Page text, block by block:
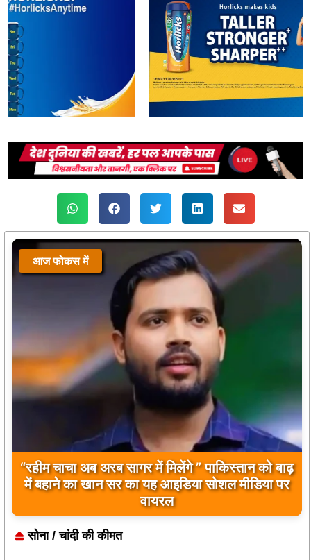
आज फोकस में
बिलावल भुट्टो द्वारा सिंधु नदी और भारत को लेकर दिए गए
बयान पर भारत के केंद्रीय मंत्रियों की कड़ी प्रतिक्रिया
सोना / चांदी की कीमत